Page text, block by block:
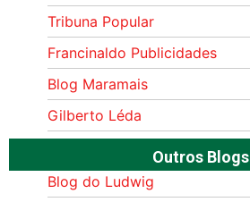
Tribuna Popular
Francinaldo Publicidades
Blog Maramais
Gilberto Léda
Outros Blogs
Blog do Ludwig